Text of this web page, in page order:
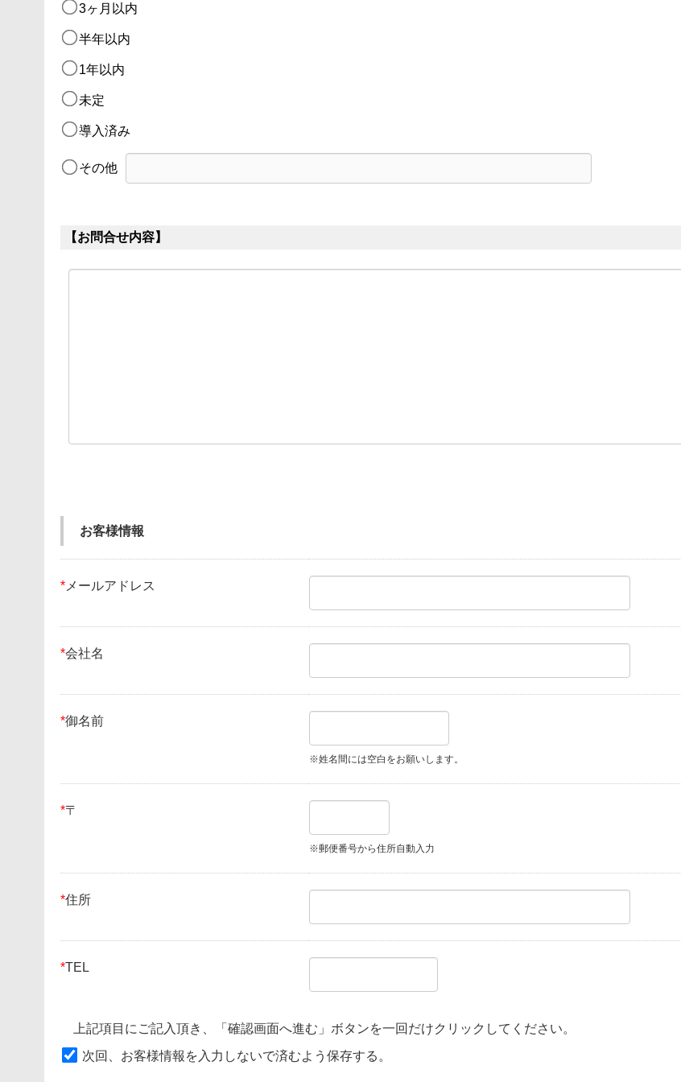
3ヶ月以内
半年以内
1年以内
未定
導入済み
その他
【お問合せ内容】
お客様情報
* メールアドレス
*会社名
*御名前
※姓名間には空白をお願いします。
*〒
※郵便番号から住所自動入力
*住所
*TEL
上記項目にご記入頂き、「確認画面へ進む」ボタンを一回だけクリックしてください。
次回、お客様情報を入力しないで済むよう保存する。